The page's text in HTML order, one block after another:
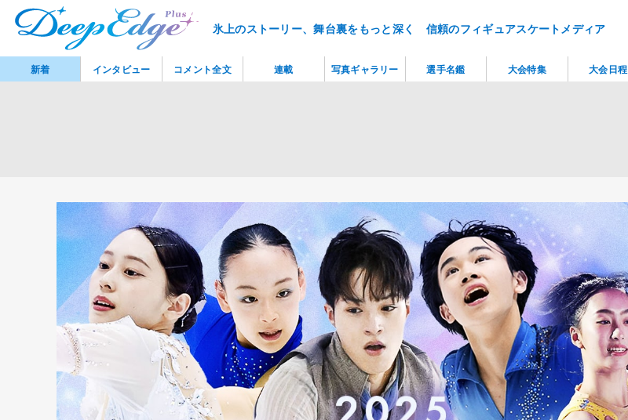
氷上のストーリー、舞台裏をもっと深く 信頼のフィギュアスケートメディア
新着 インタビュー コメント全文 連載 写真ギャラリー 選手名鑑 大会特集 大会日程